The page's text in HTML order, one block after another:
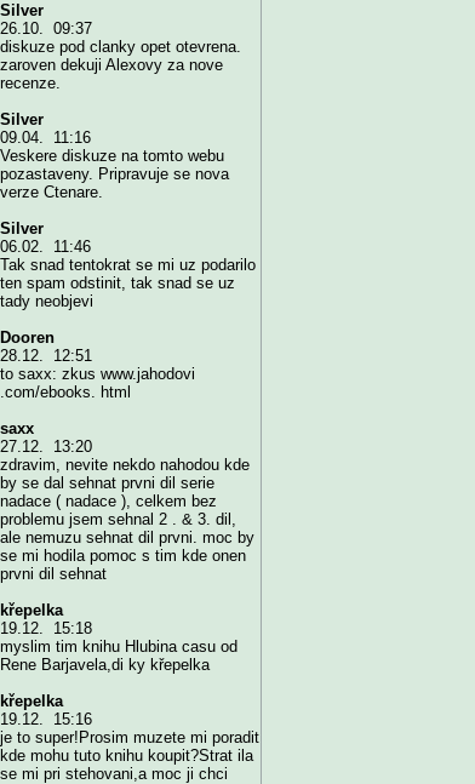
Silver
26.10. 09:37
diskuze pod clanky opet otevrena.
zaroven dekuji Alexovy za nove
recenze.
Silver
09.04. 11:16
Veskere diskuze na tomto webu
pozastaveny. Pripravuje se nova
verze Ctenare.
Silver
06.02. 11:46
Tak snad tentokrat se mi uz podarilo
ten spam odstinit, tak snad se uz
tady neobjevi
Dooren
28.12. 12:51
to saxx: zkus www.jahodovi
.com/ebooks. html
saxx
27.12. 13:20
zdravim, nevite nekdo nahodou kde
by se dal sehnat prvni dil serie
nadace ( nadace ), celkem bez
problemu jsem sehnal 2 . & 3. dil,
ale nemuzu sehnat dil prvni. moc by
se mi hodila pomoc s tim kde onen
prvni dil sehnat
křepelka
19.12. 15:18
myslim tim knihu Hlubina casu od
Rene Barjavela,di ky křepelka
křepelka
19.12. 15:16
je to super!Prosim muzete mi poradit
kde mohu tuto knihu koupit?Strat ila
se mi pri stehovani,a moc ji chci